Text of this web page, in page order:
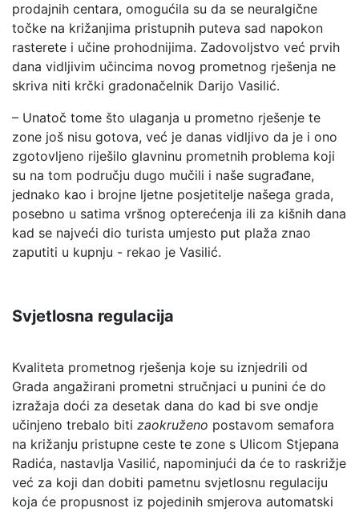
prodajnih centara, omogućila su da se neuralgične
točke na križanjima pristupnih puteva sad napokon
rasterete i učine prohodnijima. Zadovoljstvo već prvih
dana vidljivim učincima novog prometnog rješenja ne
skriva niti krčki gradonačelnik Darijo Vasilić.
– Unatoč tome što ulaganja u prometno rješenje te
zone još nisu gotova, već je danas vidljivo da je i ono
zgotovljeno riješilo glavninu prometnih problema koji
su na tom području dugo mučili i naše sugrađane,
jednako kao i brojne ljetne posjetitelje našega grada,
posebno u satima vršnog opterećenja ili za kišnih dana
kad se najveći dio turista umjesto put plaža znao
zaputiti u kupnju - rekao je Vasilić.
Svjetlosna regulacija
Kvaliteta prometnog rješenja koje su iznjedrili od
Grada angažirani prometni stručnjaci u punini će do
izražaja doći za desetak dana do kad bi sve ondje
učinjeno trebalo biti zaokruženo postavom semafora
na križanju pristupne ceste te zone s Ulicom Stjepana
Radića, nastavlja Vasilić, napominjući da će to raskrižje
već za koji dan dobiti pametnu svjetlosnu regulaciju
koja će propusnost iz pojedinih smjerova automatski